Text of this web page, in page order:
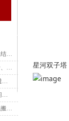
星河双子塔
广州天河区珠江新城怎么选？本地人总结 5 大核心思路，避坑不踩雷
广州居民与公司搬家全指南：上门估价、规范签约、透明服务与避坑实操
广州靠谱搬家公司推荐：2026 年收费透明、损坏必赔怎么选？看完这篇不踩坑
2026 年广州天河区搬家上门报价，单间两居室三居室四居室搬迁费用咨询
深圳红木家具整体打包搬迁攻略，正规搬家公司电话查询，收费标准详解，多家服务商横向测评